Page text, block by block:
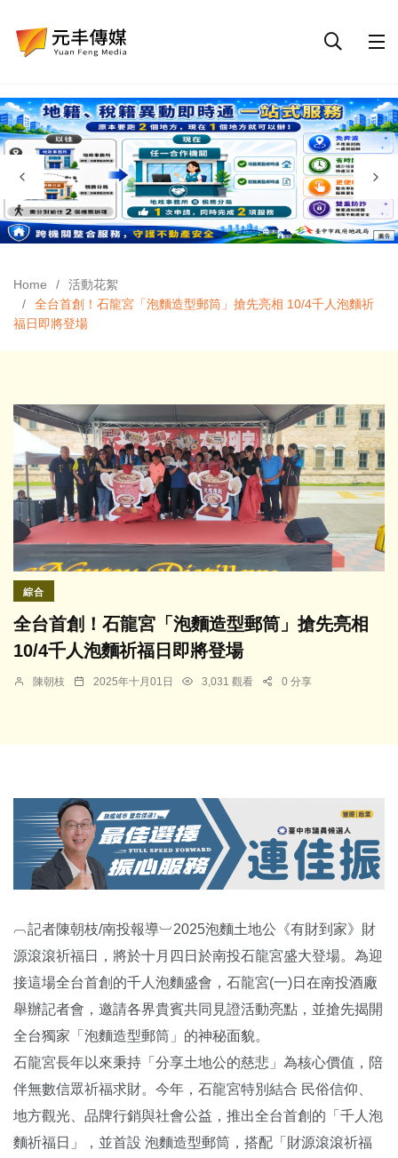
Home
活動花絮
全台首創！石龍宮「泡麵造型郵筒」搶先亮相 10/4千人泡麵祈
福日即將登場
綜合
全台首創！石龍宮「泡麵造型郵筒」搶先亮相
10/4千人泡麵祈福日即將登場
陳朝枝 2025年十月01日 3,031 觀看 0 分享
︹記者陳朝枝/南投報導︺2025泡麵土地公《有財到家》財
源滾滾祈福日，將於十月四日於南投石龍宮盛大登場。為迎
接這場全台首創的千人泡麵盛會，石龍宮(一)日在南投酒廠
舉辦記者會，邀請各界貴賓共同見證活動亮點，並搶先揭開
全台獨家「泡麵造型郵筒」的神秘面貌。
石龍宮長年以來秉持「分享土地公的慈悲」為核心價值，陪
伴無數信眾祈福求財。今年，石龍宮特別結合 民俗信仰、
地方觀光、品牌行銷與社會公益，推出全台首創的「千人泡
麵祈福日」，並首設 泡麵造型郵筒，搭配「財源滾滾祈福